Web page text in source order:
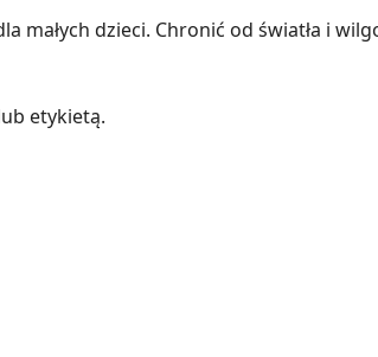
małych dzieci. Chronić od światła i
etykietą.